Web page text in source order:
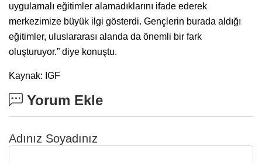
uygulamalı eğitimler alamadıklarını ifade ederek
merkezimize büyük ilgi gösterdi. Gençlerin burada aldığı
eğitimler, uluslararası alanda da önemli bir fark
oluşturuyor.” diye konuştu.
Kaynak: IGF
Yorum Ekle
Adınız Soyadınız